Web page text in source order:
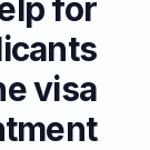
for
visa